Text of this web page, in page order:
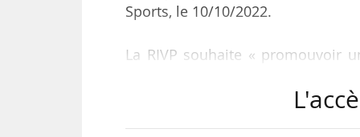
Sports, le 10/10/2022.
La RIVP souhaite « promouvoir